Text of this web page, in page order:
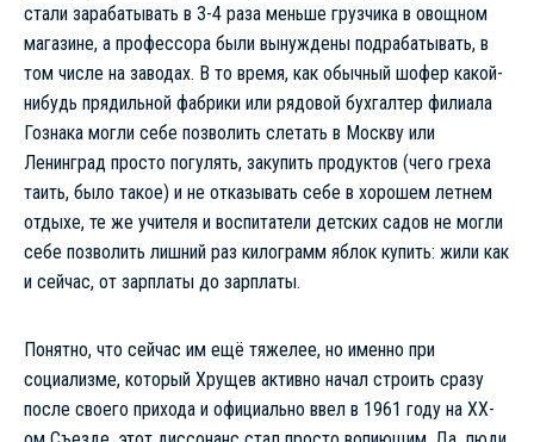
стали зарабатывать в 3-4 раза меньше грузчика в овощном
магазине, а профессора были вынуждены подрабатывать, в
том числе на заводах. В то время, как обычный шофер какой-
нибудь прядильной фабрики или рядовой бухгалтер филиала
Гознака могли себе позволить слетать в Москву или
Ленинград просто погулять, закупить продуктов (чего греха
таить, было такое) и не отказывать себе в хорошем летнем
отдыхе, те же учителя и воспитатели детских садов не могли
себе позволить лишний раз килограмм яблок купить: жили как
и сейчас, от зарплаты до зарплаты.
Понятно, что сейчас им ещё тяжелее, но именно при
социализме, который Хрущев активно начал строить сразу
после своего прихода и официально ввел в 1961 году на XX-